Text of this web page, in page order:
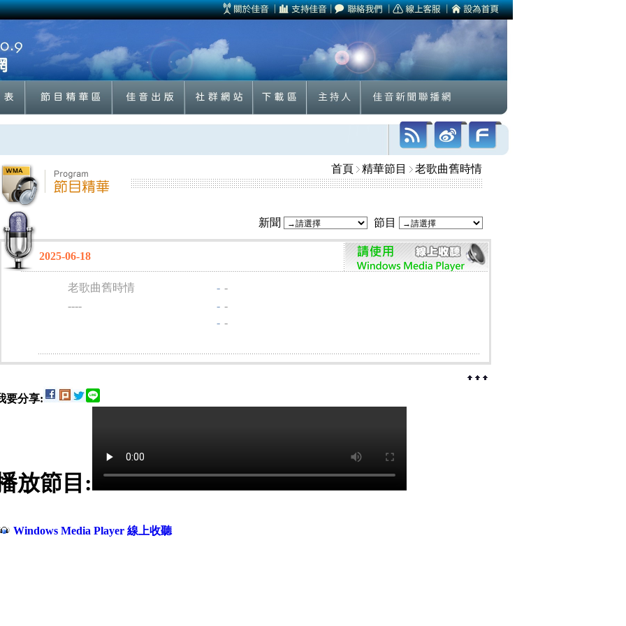
首頁 精華節目 老歌曲舊時情
新聞 節目
2025-06-18
老歌曲舊時情 - -
----
- -
- -
要分享:
放節目:
Windows Media Player 線上收聽